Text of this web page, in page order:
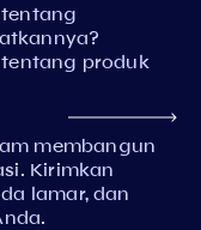
produk
membangun
Kirimkan
lamar, dan